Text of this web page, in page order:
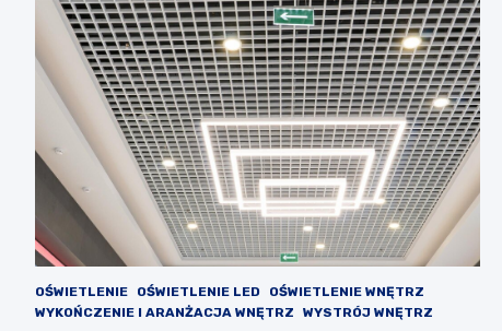
OŚWIETLENIE OŚWIETLENIE LED
OŚWIETLENIE WNĘTRZ
WYKOŃCZENIE I ARANŻACJA WNĘTRZ
WYSTRÓJ WNĘTRZ